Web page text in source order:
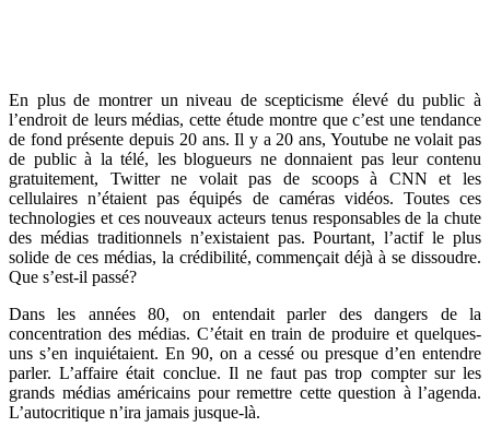
En plus de montrer un niveau de scepticisme élevé du public à
l’endroit de leurs médias, cette étude montre que c’est une tendance
de fond présente depuis 20 ans. Il y a 20 ans, Youtube ne volait pas
de public à la télé, les blogueurs ne donnaient pas leur contenu
gratuitement, Twitter ne volait pas de scoops à CNN et les
cellulaires n’étaient pas équipés de caméras vidéos. Toutes ces
technologies et ces nouveaux acteurs tenus responsables de la chute
des médias traditionnels n’existaient pas. Pourtant, l’actif le plus
solide de ces médias, la crédibilité, commençait déjà à se dissoudre.
Que s’est-il passé?
Dans les années 80, on entendait parler des dangers de la
concentration des médias. C’était en train de produire et quelques-
uns s’en inquiétaient. En 90, on a cessé ou presque d’en entendre
parler. L’affaire était conclue. Il ne faut pas trop compter sur les
grands médias américains pour remettre cette question à l’agenda.
L’autocritique n’ira jamais jusque-là.